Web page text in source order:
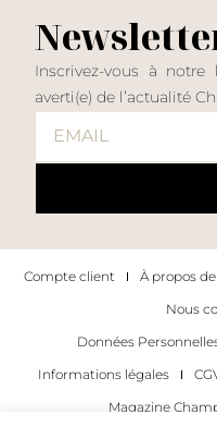
Inscrivez-vous à notre
averti(e) de l’actualité
Compte client À propos
Nous
Données
Informations légales
Magazine